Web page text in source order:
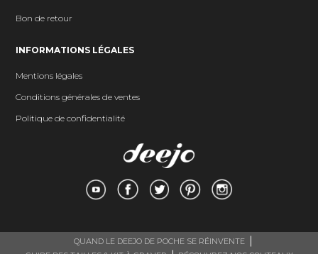
Bon de retour
INFORMATIONS LÉGALES
Mentions légales
Conditions générales de ventes
Politique de confidentialité
QUAND LE DEEJO DE POCHE SE RÉINVENTE